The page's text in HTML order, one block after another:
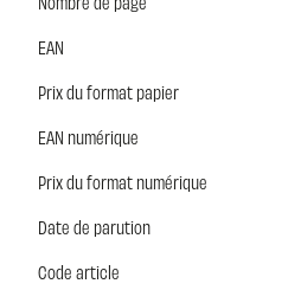
EAN
Prix du format papier
EAN numérique
Prix du format numérique
Date de parution
Code article